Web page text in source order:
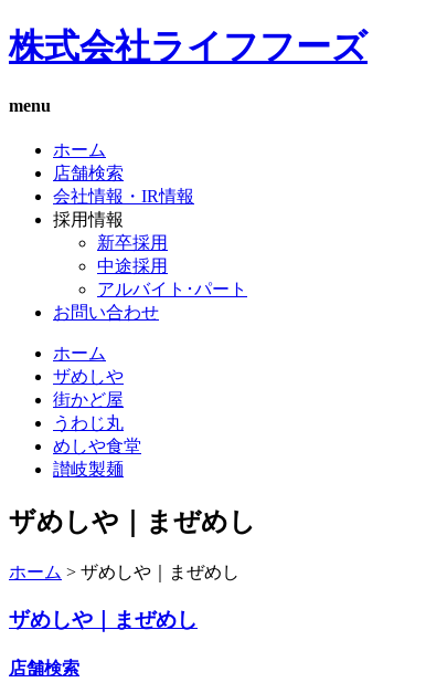
株式会社ライフフーズ
menu
ホーム
店舗検索
会社情報・IR情報
採用情報
新卒採用
中途採用
アルバイト･パート
お問い合わせ
ホーム
ザめしや
街かど屋
うわじ丸
めしや食堂
讃岐製麺
ザめしや｜まぜめし
ホーム > ザめしや｜まぜめし
ザめしや｜まぜめし
店舗検索